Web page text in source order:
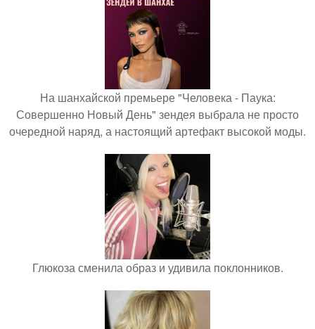
На шанхайской премьере "Человека - Паука:
Совершенно Новый День" зендея выбрала не просто
очередной наряд, а настоящий артефакт высокой моды.
Глюкоза сменила образ и удивила поклонников.